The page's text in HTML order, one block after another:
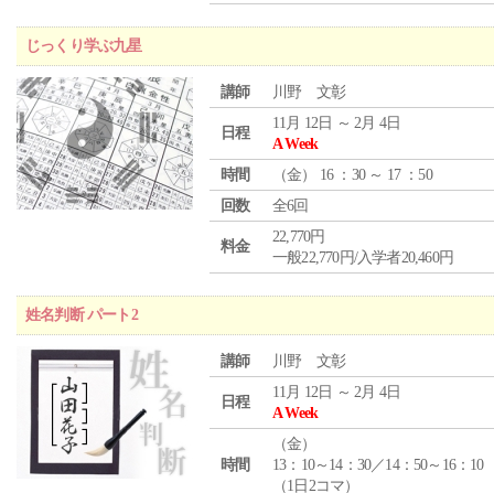
じっくり学ぶ九星
講師 川野 文彰
日程
11月 12日 ～ 2月 4日
A Week
時間
（金） 16 ：30 ～ 17 ：50
回数
全6回
料金
22,770円
一般22,770円/入学者20,460円
姓名判断 パート2
講師 川野 文彰
日程
11月 12日 ～ 2月 4日
A Week
時間
（金）
13：10～14：30／14：50～16：10
（1日2コマ）